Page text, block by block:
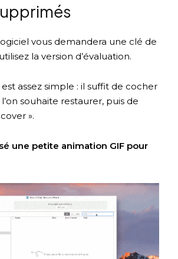
vous demandera une clé de
la version d’évaluation.
assez simple : il suffit de cocher
souhaite restaurer, puis de
».
une petite animation GIF pour